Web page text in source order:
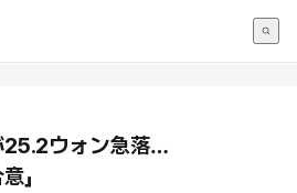
25.2ウォン急落…
」